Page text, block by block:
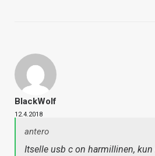
BlackWolf
12.4.2018
antero
Itselle usb c on harmillinen,